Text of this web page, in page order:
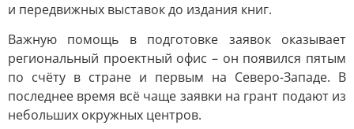
и передвижных выставок до издания книг.
Важную помощь в подготовке заявок оказывает
региональный проектный офис – он появился пятым
по счёту в стране и первым на Северо-Западе. В
последнее время всё чаще заявки на грант подают из
небольших окружных центров.